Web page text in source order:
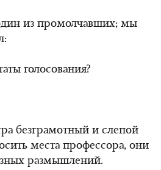
из промолчавших; мы
голосования?
безграмотный и слепой
места профессора, они
размышлений.